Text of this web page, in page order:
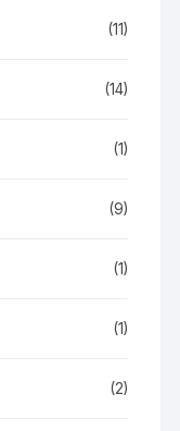
(11)
(14)
(1)
(9)
(1)
(1)
(2)